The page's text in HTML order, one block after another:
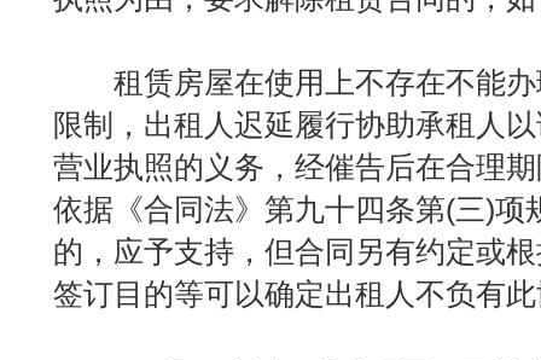
租赁房屋在使用上不存在不能办
限制，出租人迟延履行协助承租人
营业执照的义务，经催告后在合理
依据《合同法》第九十四条第(三)项
的，应予支持，但合同另有约定或
签订目的等可以确定出租人不负有